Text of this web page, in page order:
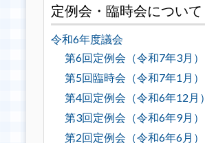
定例会・臨時会について
令和6年度議会
第6回定例会（令和7年3月）
第5回臨時会（令和7年1月）
第4回定例会（令和6年12月）
第3回定例会（令和6年9月）
第2回定例会（令和6年6月）